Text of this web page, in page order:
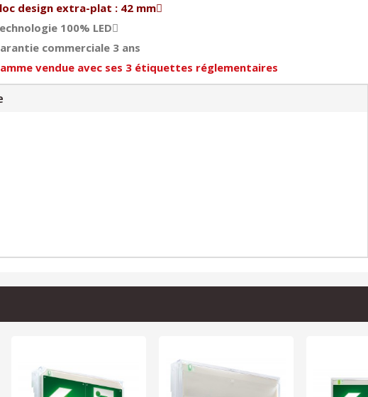
design extra-plat : 42 mm
100% LED
commerciale 3 ans
vendue avec ses 3 étiquettes réglementaires